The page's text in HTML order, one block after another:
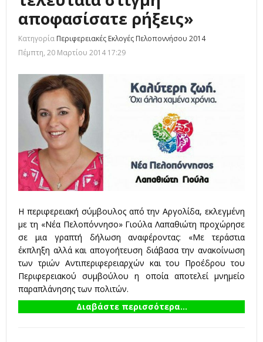
αποφασίσατε ρήξεις»
Κατηγορία Περιφερειακές Εκλογές Πελοποννήσου 2014
Πέμπτη, 20 Μαρτίου 2014 17:29
Η περιφερειακή σύμβουλος από την Αργολίδα, εκλεγμένη
με τη «Νέα Πελοπόννησο» Γιούλα Λαπαθιώτη προχώρησε
σε μια γραπτή δήλωση αναφέροντας: «Με τεράστια
έκπληξη αλλά και απογοήτευση διάβασα την ανακοίνωση
των τριών Αντιπεριφερειαρχών και του Προέδρου του
Περιφερειακού συμβούλου η οποία αποτελεί μνημείο
παραπλάνησης των πολιτών.
Διαβάστε περισσότερα...